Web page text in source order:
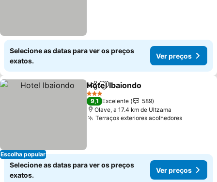
Selecione as datas para ver os preços
exatos.
Ver preços
Escolha popular
PartilharAdicionar aos favoritos
Hotel Ibaiondo
3 Estrelas
9,1 Excelente
589
Olave, a 17.4 km de Ultzama
Terraços exteriores acolhedoresVer
Selecione as datas para ver os preços
exatos.
Ver preços